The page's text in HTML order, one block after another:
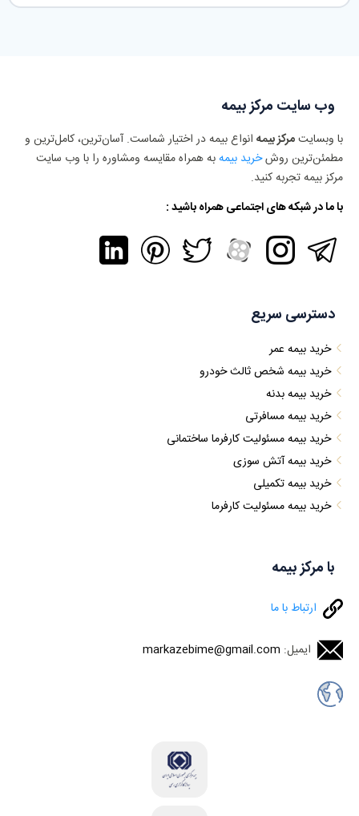
وب سایت مرکز بیمه
با وبسایتمرکز بیمه انواع بیمه در اختیار شماست. آسان‌ترین، کامل‌ترین و
مطمئن‌ترین روشخرید بیمهبه همراه مقایسه ومشاوره را با وب سایت
مرکز بیمه تجربه کنید.
با ما در شبکه های اجتماعی همراه باشید :
دسترسی سریع
خرید بیمه عمر
خرید بیمه شخص ثالث خودرو
خرید بیمه بدنه
خرید بیمه مسافرتی
خرید بیمه مسئولیت کارفرما ساختمانی
خرید بیمه آتش سوزی
خرید بیمه تکمیلی
خرید بیمه مسئولیت کارفرما
با مرکز بیمه
ارتباط با ما
ایمیل: markazebime@gmail.com